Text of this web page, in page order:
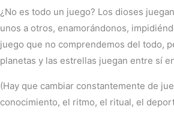
¿No es todo un juego? Los dioses
unos a otros, enamorándonos,
juego que no comprendemos del todo,
planetas y las estrellas juegan entre sí
(Hay que cambiar constantemente de
conocimiento, el ritmo, el ritual, el